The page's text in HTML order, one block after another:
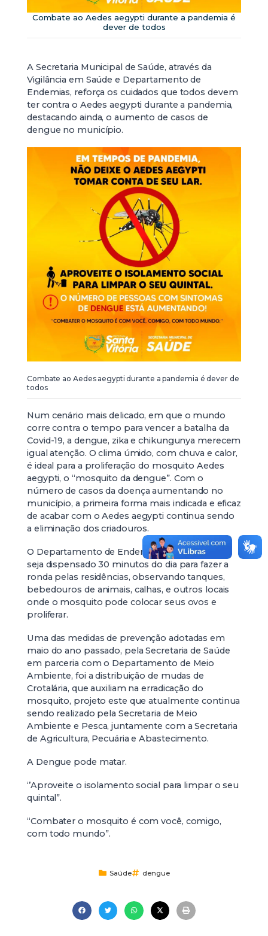
Combate ao Aedes aegypti durante a pandemia é
dever de todos
A Secretaria Municipal de Saúde, através da
Vigilância em Saúde e Departamento de
Endemias, reforça os cuidados que todos devem
ter contra o Aedes aegypti durante a pandemia,
destacando ainda, o aumento de casos de
dengue no município.
Combate ao Aedes aegypti durante a pandemia é dever de
todos
Num cenário mais delicado, em que o mundo
corre contra o tempo para vencer a batalha da
Covid-19, a dengue, zika e chikungunya merecem
igual atenção. O clima úmido, com chuva e calor,
é ideal para a proliferação do mosquito Aedes
aegypti, o “mosquito da dengue”. Com o
número de casos da doença aumentando no
município, a primeira forma mais indicada e eficaz
de acabar com o Aedes aegypti continua sendo
a eliminação dos criadouros.
O Departamento de Endemias recomenda que
seja dispensado 30 minutos do dia para fazer a
ronda pelas residências, observando tanques,
bebedouros de animais, calhas, e outros locais
onde o mosquito pode colocar seus ovos e
proliferar.
Uma das medidas de prevenção adotadas em
maio do ano passado, pela Secretaria de Saúde
em parceria com o Departamento de Meio
Ambiente, foi a distribuição de mudas de
Crotalária, que auxiliam na erradicação do
mosquito, projeto este que atualmente continua
sendo realizado pela Secretaria de Meio
Ambiente e Pesca, juntamente com a Secretaria
de Agricultura, Pecuária e Abastecimento.
A Dengue pode matar.
‘’Aproveite o isolamento social para limpar o seu
quintal”.
“Combater o mosquito é com você, comigo,
com todo mundo”.
Saúde dengue